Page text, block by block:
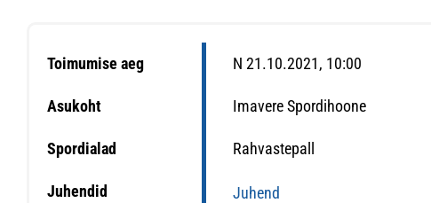
Toimumise aeg N 21.10.2021, 10:00
Asukoht Imavere Spordihoone
Spordialad Rahvastepall
Juhendid Juhend